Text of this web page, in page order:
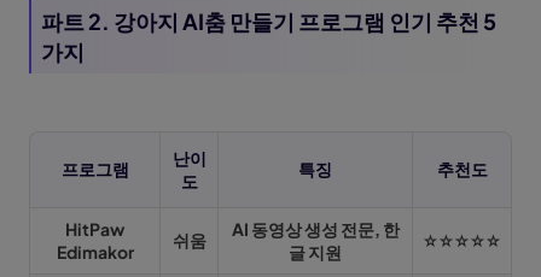
파트 2. 강아지 AI춤 만들기 프로그램 인기 추천 5
가지
프로그램
난이
도
특징 추천도
HitPaw
Edimakor
쉬움
AI 동영상 생성 전문, 한
글 지원
☆☆☆☆☆